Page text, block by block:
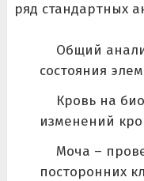
ряд стандартных
Общий
состояния
Кровь на
изменений
Моча –
посторонних